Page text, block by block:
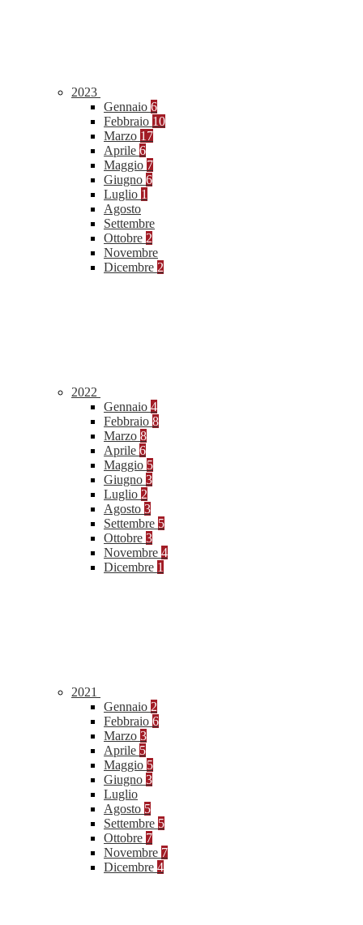
2023
Gennaio 6
Febbraio 10
Marzo 17
Aprile 6
Maggio 7
Giugno 6
Luglio 1
Agosto
Settembre
Ottobre 2
Novembre
Dicembre 2
2022
Gennaio 4
Febbraio 8
Marzo 8
Aprile 6
Maggio 5
Giugno 3
Luglio 2
Agosto 3
Settembre 5
Ottobre 3
Novembre 4
Dicembre 1
2021
Gennaio 2
Febbraio 6
Marzo 3
Aprile 5
Maggio 5
Giugno 3
Luglio
Agosto 5
Settembre 5
Ottobre 7
Novembre 7
Dicembre 4